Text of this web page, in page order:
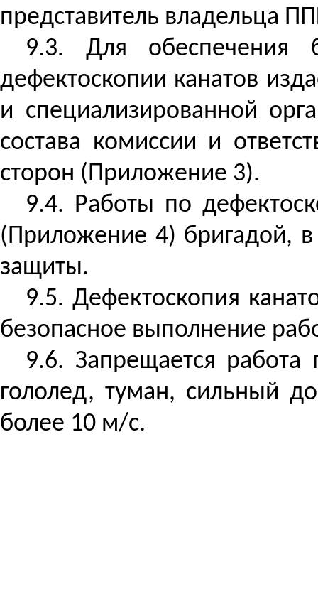
представитель владельца
9.3. Для обеспечения
дефектоскопии канатов
и специализированной
состава комиссии и
сторон (Приложение 3).
9.4. Работы по
(Приложение 4) бригадой, в
защиты.
9.5. Дефектоскопия
безопасное выполнение
9.6. Запрещается
гололед, туман, сильный
более 10 м/с.